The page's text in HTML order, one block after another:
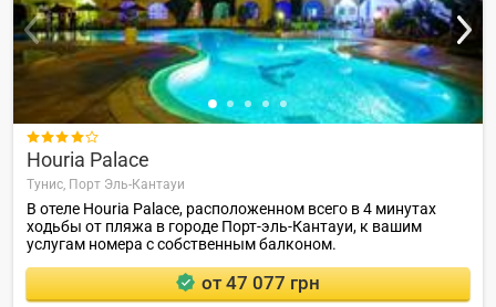

Houria Palace
Тунис, Порт Эль-Кантауи
В отеле Houria Palace, расположенном всего в 4 минутах
ходьбы от пляжа в городе Порт-эль-Кантауи, к вашим
услугам номера с собственным балконом.
от 47 077 грн